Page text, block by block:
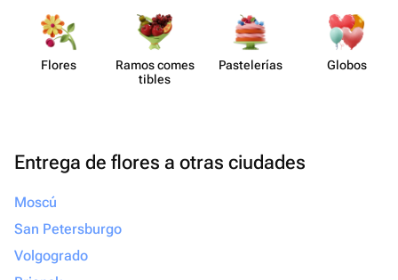
Flores
Ramos comes​
tibles
Paste​lerías Globos
Entrega de flores a otras ciudades
Moscú
San Petersburgo
Volgogrado